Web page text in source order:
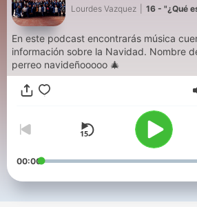
Lourdes Vazquez 16 - "¿Qué
En este podcast encontrarás música
información sobre la Navidad. Nombre
perreo navideñooooo 🎄
00:00